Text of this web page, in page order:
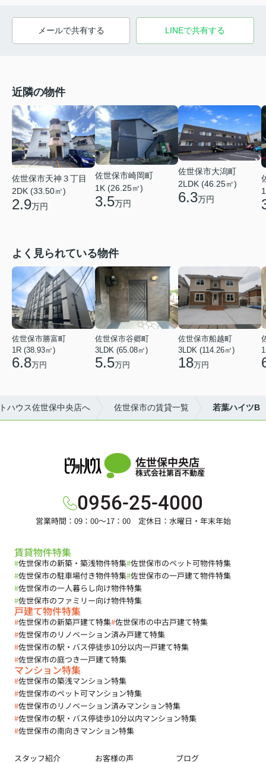
メールで共有する LINEで共有する
近隣の物件
佐世保市天神３丁目
2DK (33.50㎡)
2.9万円
佐世保市崎岡町
1K (26.25㎡)
3.5万円
佐世保市大潟町
2LDK (46.25㎡)
6.3万円
よく見られている物件
佐世保市勝富町
1R (38.93㎡)
6.8万円
佐世保市谷郷町
3LDK (65.08㎡)
5.5万円
佐世保市船越町
3LDK (114.26㎡)
18万円
ハウス佐世保中央店へ 佐世保市の賃貸一覧 若葉ハイツB
佐世保中央店
株式会社第百不動産
0956-25-4000
営業時間：09：00～17：00 定休日：水曜日・年末年始
賃貸物件特集
#佐世保市の新築・築浅物件特集#佐世保市のペット可物件特集
#佐世保市の駐車場付き物件特集#佐世保市の一戸建て物件特集
#佐世保市の一人暮らし向け物件特集
#佐世保市のファミリー向け物件特集
戸建て物件特集
#佐世保市の新築戸建て特集#佐世保市の中古戸建て特集
#佐世保市のリノベーション済み戸建て特集
#佐世保市の駅・バス停徒歩10分以内一戸建て特集
#佐世保市の庭つき一戸建て特集
マンション特集
#佐世保市の築浅マンション特集
#佐世保市のペット可マンション特集
#佐世保市のリノベーション済みマンション特集
#佐世保市の駅・バス停徒歩10分以内マンション特集
#佐世保市の南向きマンション特集
スタッフ紹介 お客様の声 ブログ